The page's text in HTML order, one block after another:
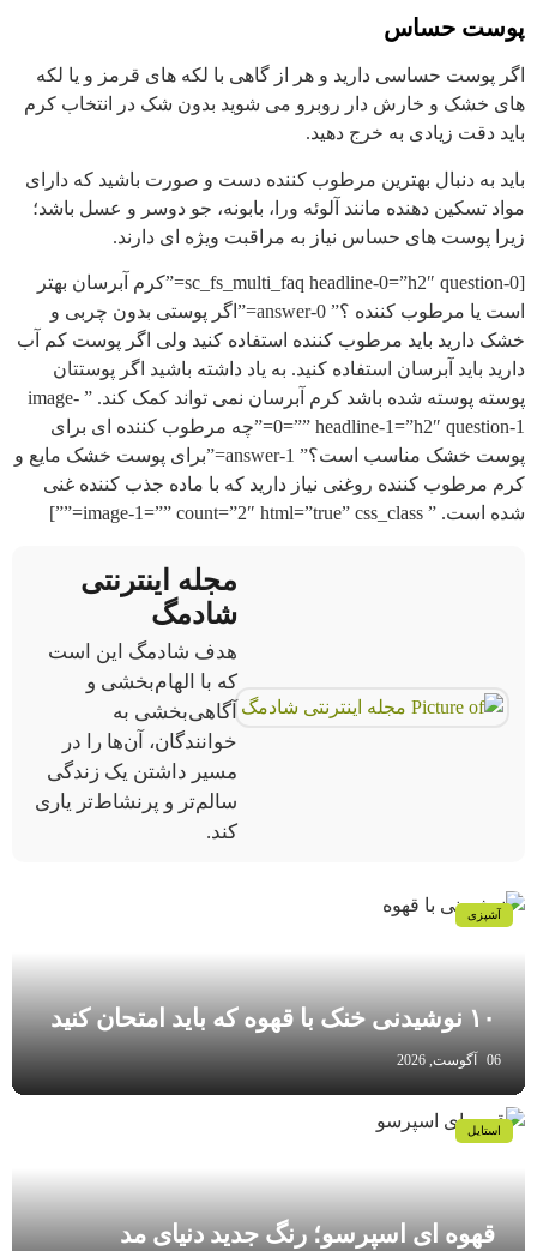
پوست حساس
اگر پوست حساسی دارید و هر از گاهی با لکه های قرمز و یا لکه
های خشک و خارش دار روبرو می شوید بدون شک در انتخاب کرم
باید دقت زیادی به خرج دهید.
باید به دنبال بهترین مرطوب کننده دست و صورت باشید که دارای
مواد تسکین دهنده مانند آلوئه ورا، بابونه، جو دوسر و عسل باشد؛
زیرا پوست های حساس نیاز به مراقبت ویژه ای دارند.
[sc_fs_multi_faq headline-0=”h2″ question-0=”کرم آبرسان بهتر
است یا مرطوب کننده ؟” answer-0=”اگر پوستی بدون چربی و
خشک دارید باید مرطوب کننده استفاده کنید ولی اگر پوست کم آب
دارید باید آبرسان استفاده کنید. به یاد داشته باشید اگر پوستتان
پوسته پوسته شده باشد کرم آبرسان نمی تواند کمک کند. ” image-
0=”” headline-1=”h2″ question-1=”چه مرطوب کننده ای برای
پوست خشک مناسب است؟” answer-1=”برای پوست خشک مایع و
کرم مرطوب کننده روغنی نیاز دارید که با ماده جذب کننده غنی
شده است. ” image-1=”” count=”2″ html=”true” css_class=””]
مجله اینترنتی
شادمگ
هدف شادمگ این است
که با الهام‌بخشی و
آگاهی‌بخشی به
خوانندگان، آن‌ها را در
مسیر داشتن یک زندگی
سالم‌تر و پرنشاط‌تر یاری
کند.
۱۰ نوشیدنی خنک با قهوه که باید امتحان کنید
06 آگوست, 2026
آشپزی
قهوه‌ ای اسپرسو؛ رنگ جدید دنیای مد
استایل